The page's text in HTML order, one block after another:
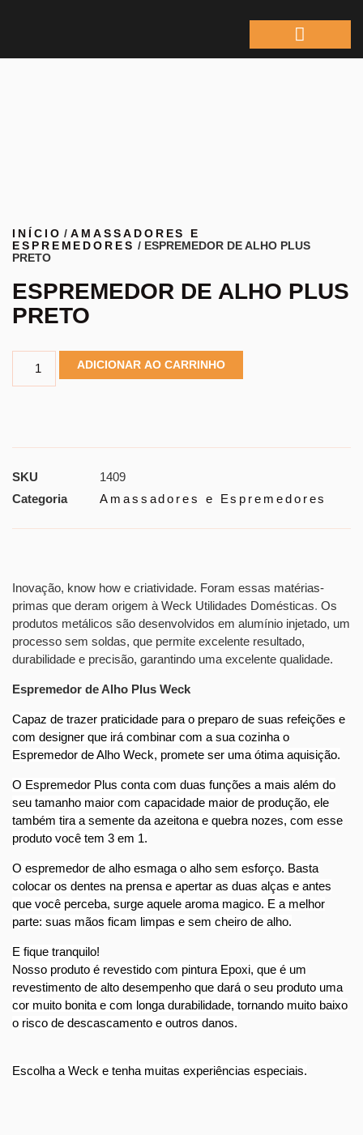
INÍCIO /AMASSADORES E
ESPREMEDORES / ESPREMEDOR DE ALHO PLUS
PRETO
ESPREMEDOR DE ALHO PLUS
PRETO
ADICIONAR AO CARRINHO
SKU
1409
Categoria
Amassadores e Espremedores
Inovação, know how e criatividade. Foram essas matérias-
primas que deram origem à Weck Utilidades Domésticas. Os
produtos metálicos são desenvolvidos em alumínio injetado, um
processo sem soldas, que permite excelente resultado,
durabilidade e precisão, garantindo uma excelente qualidade.
Espremedor de Alho Plus Weck
Capaz de trazer praticidade para o preparo de suas refeições e
com designer que irá combinar com a sua cozinha o
Espremedor de Alho Weck, promete ser uma ótima aquisição.
O Espremedor Plus conta com duas funções a mais além do
seu tamanho maior com capacidade maior de produção, ele
também tira a semente da azeitona e quebra nozes, com esse
produto você tem 3 em 1.
O espremedor de alho esmaga o alho sem esforço. Basta
colocar os dentes na prensa e apertar as duas alças e antes
que você perceba, surge aquele aroma magico. E a melhor
parte: suas mãos ficam limpas e sem cheiro de alho.
E fique tranquilo!
Nosso produto é revestido com pintura Epoxi, que é um
revestimento de alto desempenho que dará o seu produto uma
cor muito bonita e com longa durabilidade, tornando muito baixo
o risco de descascamento e outros danos.
Escolha a Weck e tenha muitas experiências especiais.